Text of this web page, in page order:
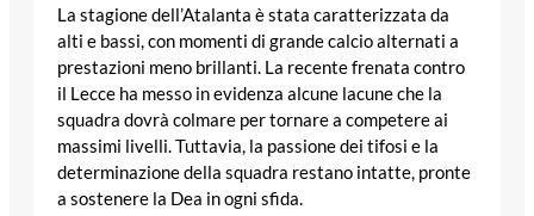
La stagione dell’Atalanta è stata caratterizzata da
alti e bassi, con momenti di grande calcio alternati a
prestazioni meno brillanti. La recente frenata contro
il Lecce ha messo in evidenza alcune lacune che la
squadra dovrà colmare per tornare a competere ai
massimi livelli. Tuttavia, la passione dei tifosi e la
determinazione della squadra restano intatte, pronte
a sostenere la Dea in ogni sfida.